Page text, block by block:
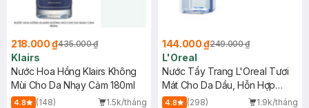
218.000 ₫435.000 ₫
Klairs
Nước Hoa Hồng Klairs Không
Mùi Cho Da Nhạy Cảm 180ml
4.8 (148)
1.5k/tháng
144.000 ₫249.000 ₫
L'Oreal
Nước Tẩy Trang L'Oreal Tươi
Mát Cho Da Dầu, Hỗn Hợp
400ml
4.8 (298)
1.9k/tháng